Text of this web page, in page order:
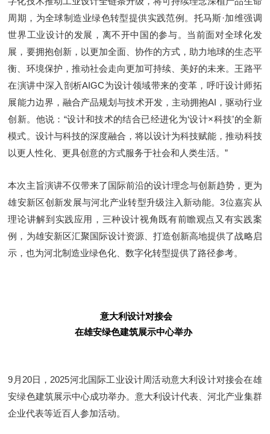
周期，为全球制造业绿色转型提供实践范例。托马斯·加维强调
世界工业设计的发展，离不开中国的参与。当前面对全球化发
展，要拥抱创新，以更加全面、协作的方式，助力地球的生态平
衡、环境保护，推动社会走向更加可持续、美好的未来。王路平
在演讲中深入剖析AIGC为设计领域带来的变革，呼吁设计师拓
展能力边界，融合产品规划与技术开发，主动拥抱AI，驱动行业
创新。他说：“设计和技术的结合已经进化为‘设计×科技’的全新
模式。设计与科技的深度融合，将以设计为科技赋能，推动科技
以更人性化、更具创意的方式服务于社会和人类生活。”
本次主旨演讲不仅带来了国际前沿的设计理念与创新趋势，更为
雄安新区创新发展与河北产业转型升级注入新动能。3位嘉宾从
理论讲解到实践应用，三种设计视角既有前瞻观点又有实践案
例，为雄安新区汇聚国际设计资源、打造创新高地提供了战略启
示，也为河北制造业绿色化、数字化转型提供了路径参考。
意大利设计对接会
在雄安绿色建筑展示中心举办
9月20日，2025河北国际工业设计周活动意大利设计对接会在雄
安绿色建筑展示中心成功举办。意大利设计代表、河北产业集群
企业代表等近百人参加活动。